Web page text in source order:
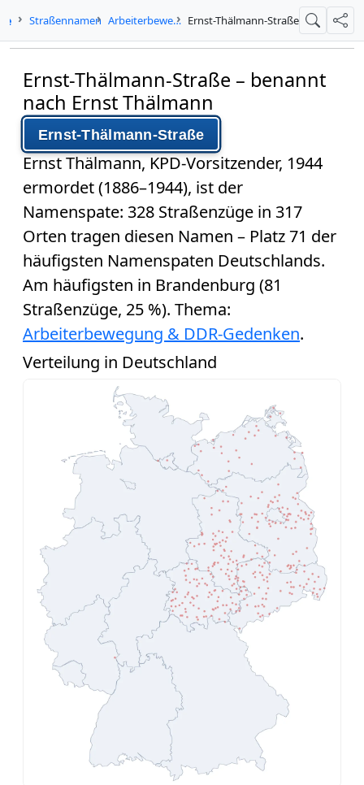
Straßennamen Arbeiterbewegung & DDR-Gedenken Ernst-Thälmann-Straße Suche
Ernst-Thälmann-Straße – benannt
nach Ernst Thälmann
Ernst-Thälmann-Straße
Ernst Thälmann, KPD-Vorsitzender, 1944
ermordet (1886–1944), ist der
Namenspate: 328 Straßenzüge in 317
Orten tragen diesen Namen – Platz 71 der
häufigsten Namenspaten Deutschlands.
Am häufigsten in Brandenburg (81
Straßenzüge, 25 %). Thema:
Arbeiterbewegung & DDR-Gedenken.
Verteilung in Deutschland